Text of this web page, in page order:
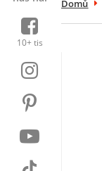
10+ tis
Domů